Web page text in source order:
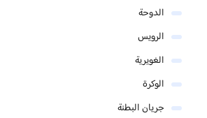
الدوحة
الرويس
الغويرية
الوكرة
جريان البطنة